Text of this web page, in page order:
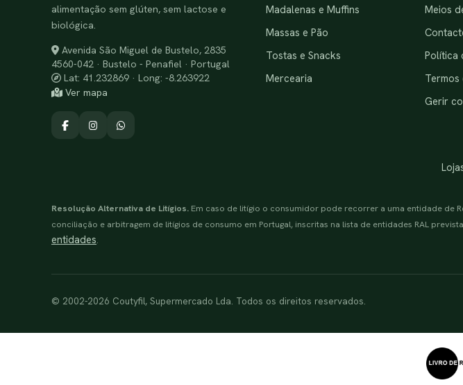
alimentação sem glúten, sem lactose e
biológica.
Avenida São Miguel de Bustelo, 2835
4560-042 · Bustelo - Penafiel · Portugal
Lat: 41.232869 · Long: -8.263922
Ver mapa
Madalenas e Muffins
Massas e Pão
Tostas e Snacks
Mercearia
Meios
Política
Termos
Gerir
Resolução Alternativa de Litígios. Em caso de litígio o consumidor pode recorrer a uma entidade de
conciliação e arbitragem de litígios de consumo em Portugal, inscritas na lista de entidades RAL
entidades.
© 2002-2026 Coutyfil, Supermercado Lda. Todos os direitos reservados.